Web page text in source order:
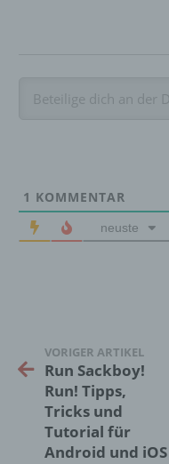
1 KOMMENTAR
neuste
VORIGER ARTIKEL
Run Sackboy!
Run! Tipps,
Tricks und
Tutorial für
Android und iOS
zu bewerten,
vorherzusagen.
auf welche
ohne
Informationen
betroffenen
können,
Informationen
und